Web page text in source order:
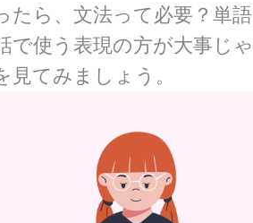
たら、文法って必要？単語
で使う表現の方が大事じゃ
てみましょう。